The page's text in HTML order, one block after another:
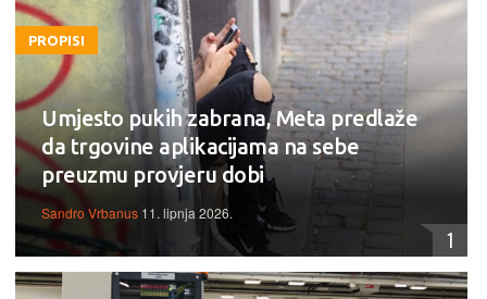
PROPISI
Umjesto pukih zabrana, Meta predlaže
da trgovine aplikacijama na sebe
preuzmu provjeru dobi
Sandro Vrbanus 11. lipnja 2026.
1